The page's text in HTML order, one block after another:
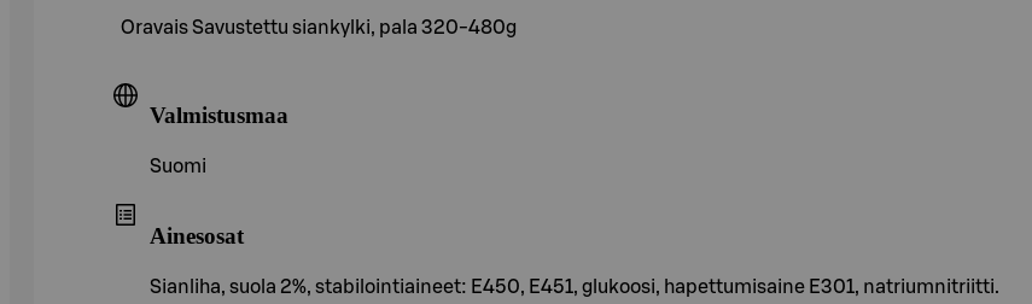
Oravais Savustettu siankylki, pala 320-480g
Valmistusmaa
Suomi
Ainesosat
Sianliha, suola 2%, stabilointiaineet: E450, E451, glukoosi, hapettumisaine E301, natriumnitriitti.